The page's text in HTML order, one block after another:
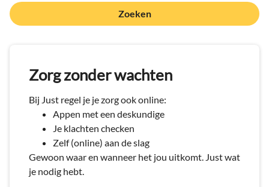
Zoeken
Zorg zonder wachten
Bij Just regel je je zorg ook online:
Appen met een deskundige
Je klachten checken
Zelf (online) aan de slag
Gewoon waar en wanneer het jou uitkomt. Just wat
je nodig hebt.